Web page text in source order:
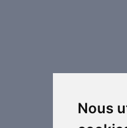
Nous
Centrales de traitement d´air
Applications spéciales